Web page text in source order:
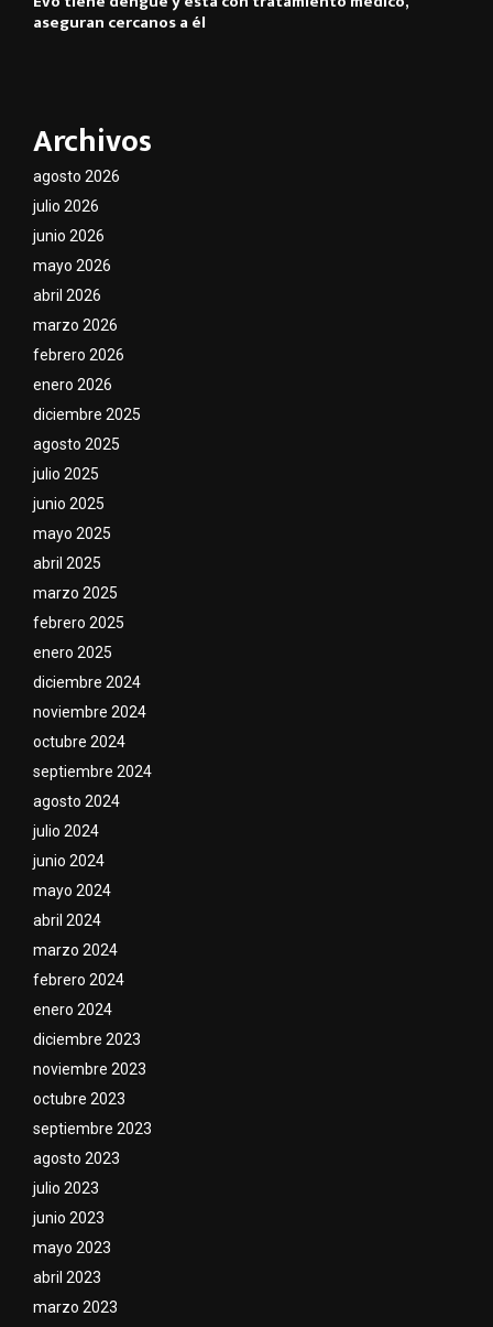
aseguran cercanos a él
Archivos
agosto 2026
julio 2026
junio 2026
mayo 2026
abril 2026
marzo 2026
febrero 2026
enero 2026
diciembre 2025
agosto 2025
julio 2025
junio 2025
mayo 2025
abril 2025
marzo 2025
febrero 2025
enero 2025
diciembre 2024
noviembre 2024
octubre 2024
septiembre 2024
agosto 2024
julio 2024
junio 2024
mayo 2024
abril 2024
marzo 2024
febrero 2024
enero 2024
diciembre 2023
noviembre 2023
octubre 2023
septiembre 2023
agosto 2023
julio 2023
junio 2023
mayo 2023
abril 2023
marzo 2023